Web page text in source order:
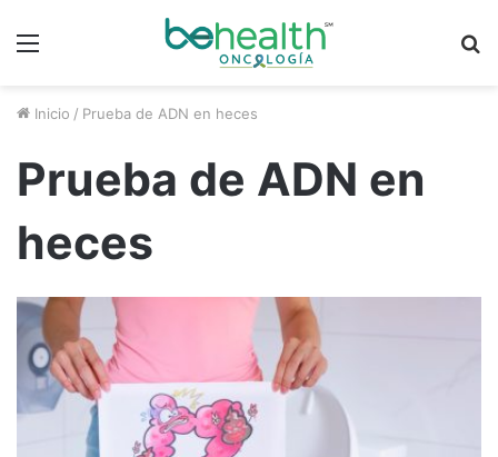
Inicio / Prueba de ADN en heces
Prueba de ADN en
heces